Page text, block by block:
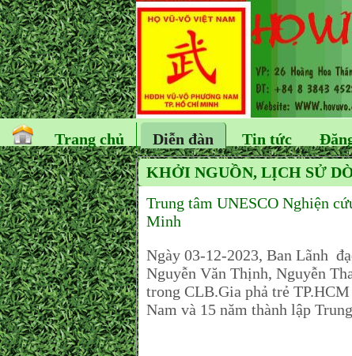
Trang chủ Diễn đàn Tin tức
KHỞI NGUỒN, LỊCH SỬ
Trung tâm UNESCO Nghiện
Minh
Ngày 03-12-2023, Ban Lãnh
Nguyễn Văn Thịnh, Nguyễn
trong CLB.Gia phả trẻ
Nam và 15 năm thành lập